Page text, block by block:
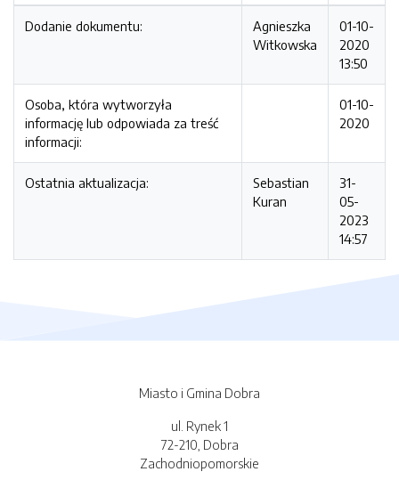
Dodanie dokumentu:
Agnieszka
Witkowska
01-10-
2020
13:50
Osoba, która wytworzyła
informację lub odpowiada za treść
informacji:
01-10-
2020
Ostatnia aktualizacja:
Sebastian
Kuran
31-
05-
2023
14:57
Miasto i Gmina Dobra
ul. Rynek 1
72-210, Dobra
Zachodniopomorskie